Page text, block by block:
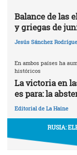
Balance de las
y griegas de
Jesús Sánchez
En ambos países ha
históricos
La victoria en
es para: la
Editorial de La Haine
RUSIA: